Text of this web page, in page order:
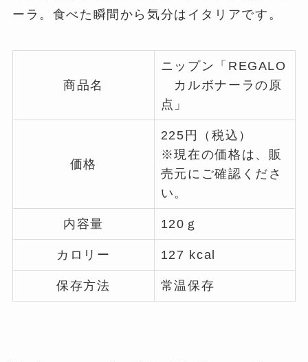
ーラ。食べた瞬間から気分はイタリアです。
商品名
ニップン「REGALO
カルボナーラの原
点」
価格
225円（税込）
※現在の価格は、販
売元にご確認くださ
い。
内容量 120ｇ
カロリー 127 kcal
保存方法 常温保存